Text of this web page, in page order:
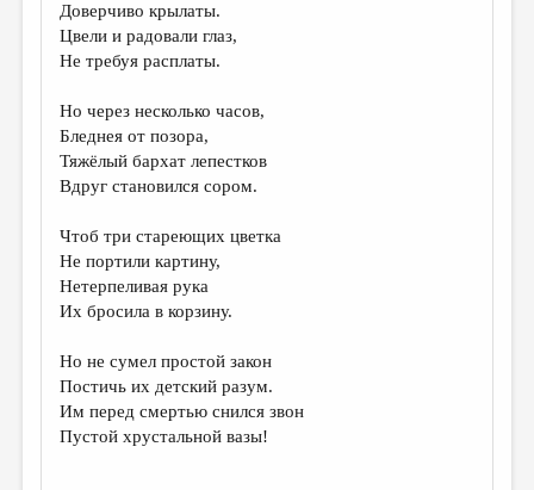
ДАЙДЖЕСТ
ПРОИЗВЕДЕНИЯ
ПЕРЕВОДЫ
КОНКУРСЫ
ДЕТСКАЯ КОМНАТА
КНИЖНАЯ ПОЛКА
ОБЗОР ЛИТЕРАТУРЫ
СТРАНИЦЫ ПАМЯТИ
ОБЪЯВЛЕНИЯ
КОЛОНКА РЕДАКТОРА
РЕДКОЛЛЕГИЯ
Доверчиво крылаты.
Цвели и радовали глаз,
Не требуя расплаты.
Но через несколько часов,
Бледнея от позора,
Тяжёлый бархат лепестков
Вдруг становился сором.
Чтоб три стареющих цветка
Не портили картину,
Нетерпеливая рука
Их бросила в корзину.
Но не сумел простой закон
Постичь их детский разум.
Им перед смертью снился звон
Пустой хрустальной вазы!